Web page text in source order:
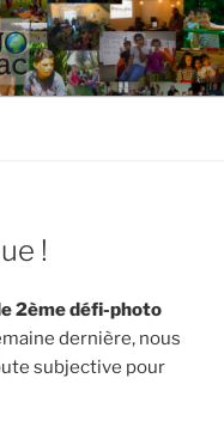
!
2ème défi-photo
dernière, nous
subjective pour